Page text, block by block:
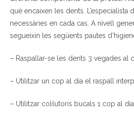
què encaixen les dents. L’especialista
necessàries en cada cas. A nivell
segueixin les següents pautes
– Raspallar-se les dents 3 vegades al
– Utilitzar un cop al dia el raspall
– Utilitzar col·lutoris bucals 1 cop al dia.